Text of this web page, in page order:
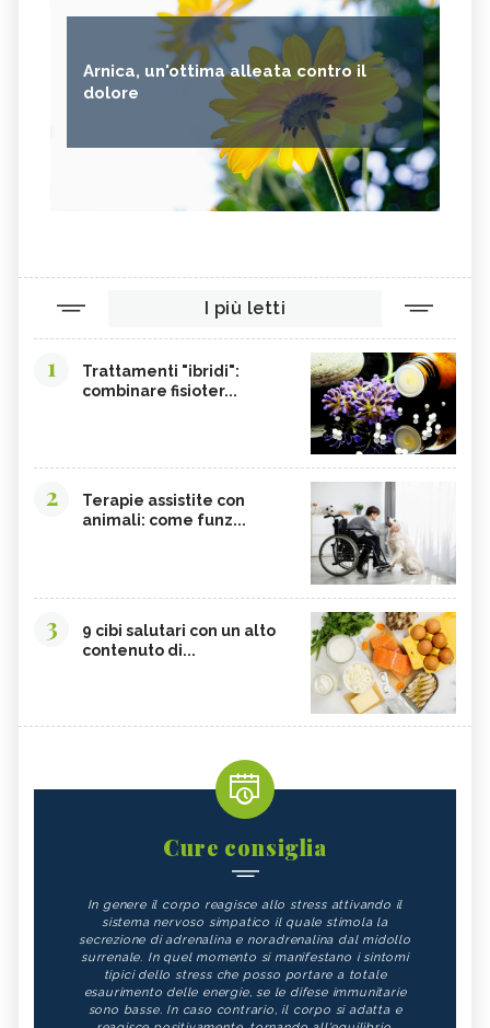
Arnica, un'ottima alleata contro il
dolore
I più letti
1
Trattamenti "ibridi":
combinare fisioter...
2
Terapie assistite con
animali: come funz...
3
9 cibi salutari con un alto
contenuto di...
Cure consiglia
In genere il corpo reagisce allo stress attivando il
sistema nervoso simpatico il quale stimola la
secrezione di adrenalina e noradrenalina dal midollo
surrenale. In quel momento si manifestano i sintomi
tipici dello stress che posso portare a totale
esaurimento delle energie, se le difese immunitarie
sono basse. In caso contrario, il corpo si adatta e